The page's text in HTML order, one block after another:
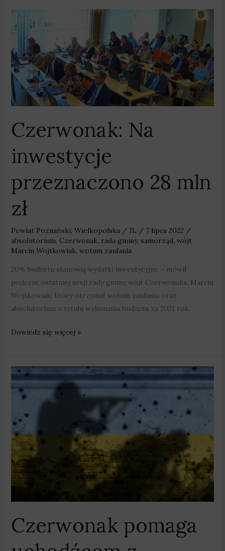
Czerwonak: Na
inwestycje
przeznaczono 28 mln
zł
Powiat Poznański, Wielkopolska/ JL / 7 lipca 2022 /
absolutorium, Czerwonak, rada gminy, samorząd, wójt
Marcin Wojtkowiak, wotum zaufania
20% budżetu stanowią wydatki inwestycyjne – mówił
podczas ostatniej sesji rady gminy wójt Czerwonaka, Marcin
Wojtkowiak, który otrzymał wotum zaufania oraz
absolutorium z tytułu wykonania budżetu za 2021 rok.
Czerwonak:
Na
inwestycje
przeznaczono
28
mln
zł
Dowiedz się więcej »
Czerwonak pomaga
Czerwonak
pomaga
uchodźcom
Ukrainy